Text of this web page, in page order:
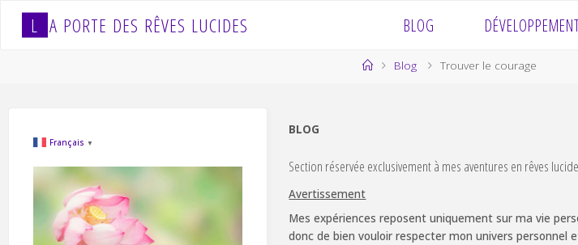
L A PORTE DES RÊVES LUCIDES BLOG
HomeBlog Trouver le courage
BLOG
Section réservée exclusivement à mes aventures en rêves
Avertissement
Mes expériences reposent uniquement sur ma vie
donc de bien vouloir respecter mon univers
Français ▼